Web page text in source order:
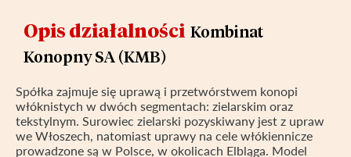
Opis działalności Kombinat
Konopny SA (KMB)
Spółka zajmuje się uprawą i przetwórstwem konopi
włóknistych w dwóch segmentach: zielarskim oraz
tekstylnym. Surowiec zielarski pozyskiwany jest z upraw
we Włoszech, natomiast uprawy na cele włókiennicze
prowadzone są w Polsce, w okolicach Elbląga. Model